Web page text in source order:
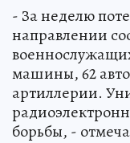
- За неделю
направлении
машины, 62
артиллерии.
борьбы, -